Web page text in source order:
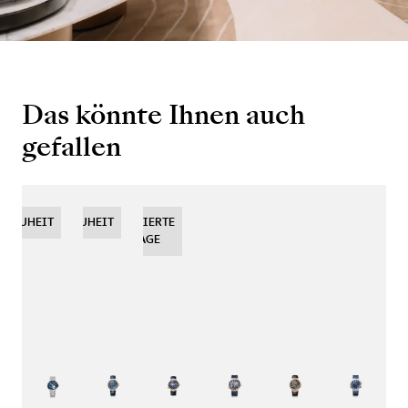
Das könnte Ihnen auch
gefallen
NEUHEIT NEUHEIT
NEUHEIT
LIMITIERTE
AUFLAGE